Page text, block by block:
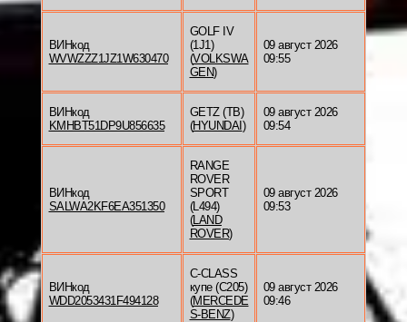
ВИНкод
WVWZZZ1JZ1W630470
GOLF IV
(1J1)
(VOLKSWA
GEN)
09 август 2026
09:55
ВИНкод
KMHBT51DP9U856635
GETZ (TB)
(HYUNDAI )
09 август 2026
09:54
ВИНкод
SALWA2KF6EA351350
RANGE
ROVER
SPORT
(L494)
(LAND
ROVER)
09 август 2026
09:53
ВИНкод
WDD2053431F494128
C-CLASS
купе (C205)
(MERCEDE
S-BENZ)
09 август 2026
09:46